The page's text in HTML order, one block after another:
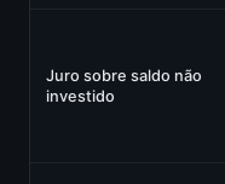
Juro sobre saldo não
investido